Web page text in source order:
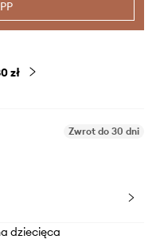
zł
Zwrot do 30 dni
dziecięca